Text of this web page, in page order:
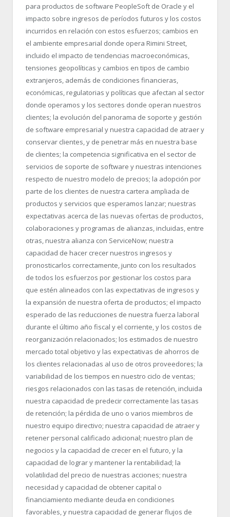
para productos de software PeopleSoft de Oracle y el
impacto sobre ingresos de períodos futuros y los costos
incurridos en relación con estos esfuerzos; cambios en
el ambiente empresarial donde opera Rimini Street,
incluido el impacto de tendencias macroeconómicas,
tensiones geopolíticas y cambios en tipos de cambio
extranjeros, además de condiciones financieras,
económicas, regulatorias y políticas que afectan al sector
donde operamos y los sectores donde operan nuestros
clientes; la evolución del panorama de soporte y gestión
de software empresarial y nuestra capacidad de atraer y
conservar clientes, y de penetrar más en nuestra base
de clientes; la competencia significativa en el sector de
servicios de soporte de software y nuestras intenciones
respecto de nuestro modelo de precios; la adopción por
parte de los clientes de nuestra cartera ampliada de
productos y servicios que esperamos lanzar; nuestras
expectativas acerca de las nuevas ofertas de productos,
colaboraciones y programas de alianzas, incluidas, entre
otras, nuestra alianza con ServiceNow; nuestra
capacidad de hacer crecer nuestros ingresos y
pronosticarlos correctamente, junto con los resultados
de todos los esfuerzos por gestionar los costos para
que estén alineados con las expectativas de ingresos y
la expansión de nuestra oferta de productos; el impacto
esperado de las reducciones de nuestra fuerza laboral
durante el último año fiscal y el corriente, y los costos de
reorganización relacionados; los estimados de nuestro
mercado total objetivo y las expectativas de ahorros de
los clientes relacionadas al uso de otros proveedores; la
variabilidad de los tiempos en nuestro ciclo de ventas;
riesgos relacionados con las tasas de retención, incluida
nuestra capacidad de predecir correctamente las tasas
de retención; la pérdida de uno o varios miembros de
nuestro equipo directivo; nuestra capacidad de atraer y
retener personal calificado adicional; nuestro plan de
negocios y la capacidad de crecer en el futuro, y la
capacidad de lograr y mantener la rentabilidad; la
volatilidad del precio de nuestras acciones; nuestra
necesidad y capacidad de obtener capital o
financiamiento mediante deuda en condiciones
favorables, y nuestra capacidad de generar flujos de